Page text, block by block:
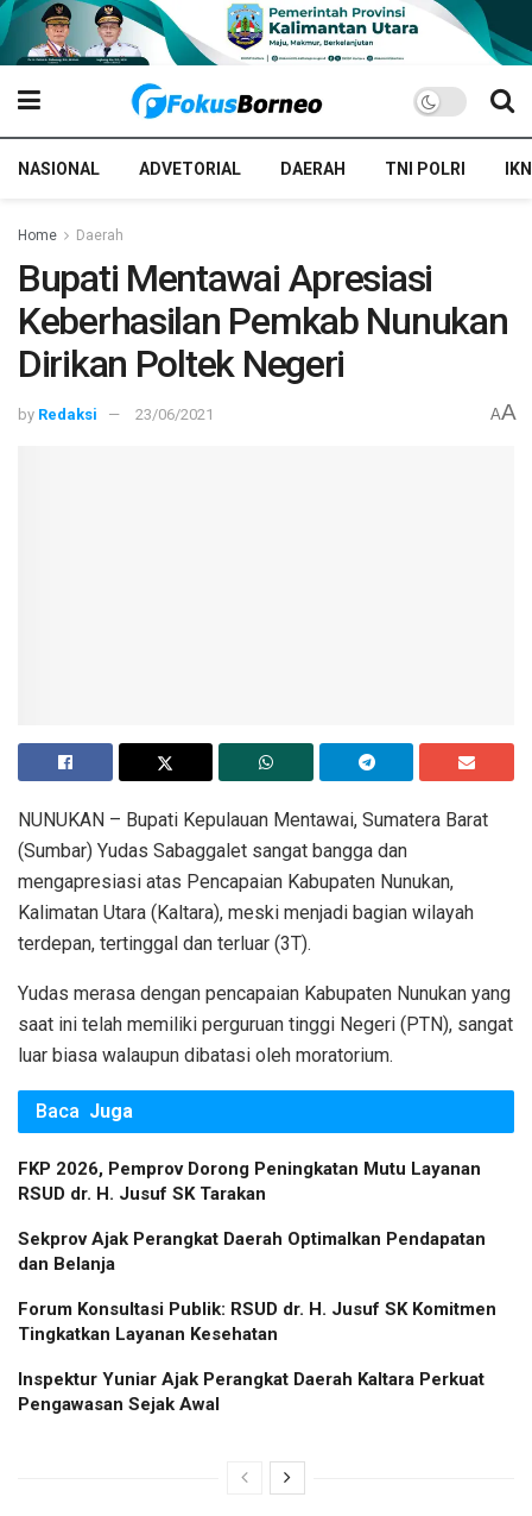
NASIONAL ADVETORIAL DAERAH TNI POLRI IKN
Home Daerah
Bupati Mentawai Apresiasi
Keberhasilan Pemkab Nunukan
Dirikan Poltek Negeri
by Redaksi 23/06/2021 AA
NUNUKAN – Bupati Kepulauan Mentawai, Sumatera Barat
(Sumbar) Yudas Sabaggalet sangat bangga dan
mengapresiasi atas Pencapaian Kabupaten Nunukan,
Kalimatan Utara (Kaltara), meski menjadi bagian wilayah
terdepan, tertinggal dan terluar (3T).
Yudas merasa dengan pencapaian Kabupaten Nunukan yang
saat ini telah memiliki perguruan tinggi Negeri (PTN), sangat
luar biasa walaupun dibatasi oleh moratorium.
Baca Juga
FKP 2026, Pemprov Dorong Peningkatan Mutu Layanan
RSUD dr. H. Jusuf SK Tarakan
Sekprov Ajak Perangkat Daerah Optimalkan Pendapatan
dan Belanja
Forum Konsultasi Publik: RSUD dr. H. Jusuf SK Komitmen
Tingkatkan Layanan Kesehatan
Inspektur Yuniar Ajak Perangkat Daerah Kaltara Perkuat
Pengawasan Sejak Awal